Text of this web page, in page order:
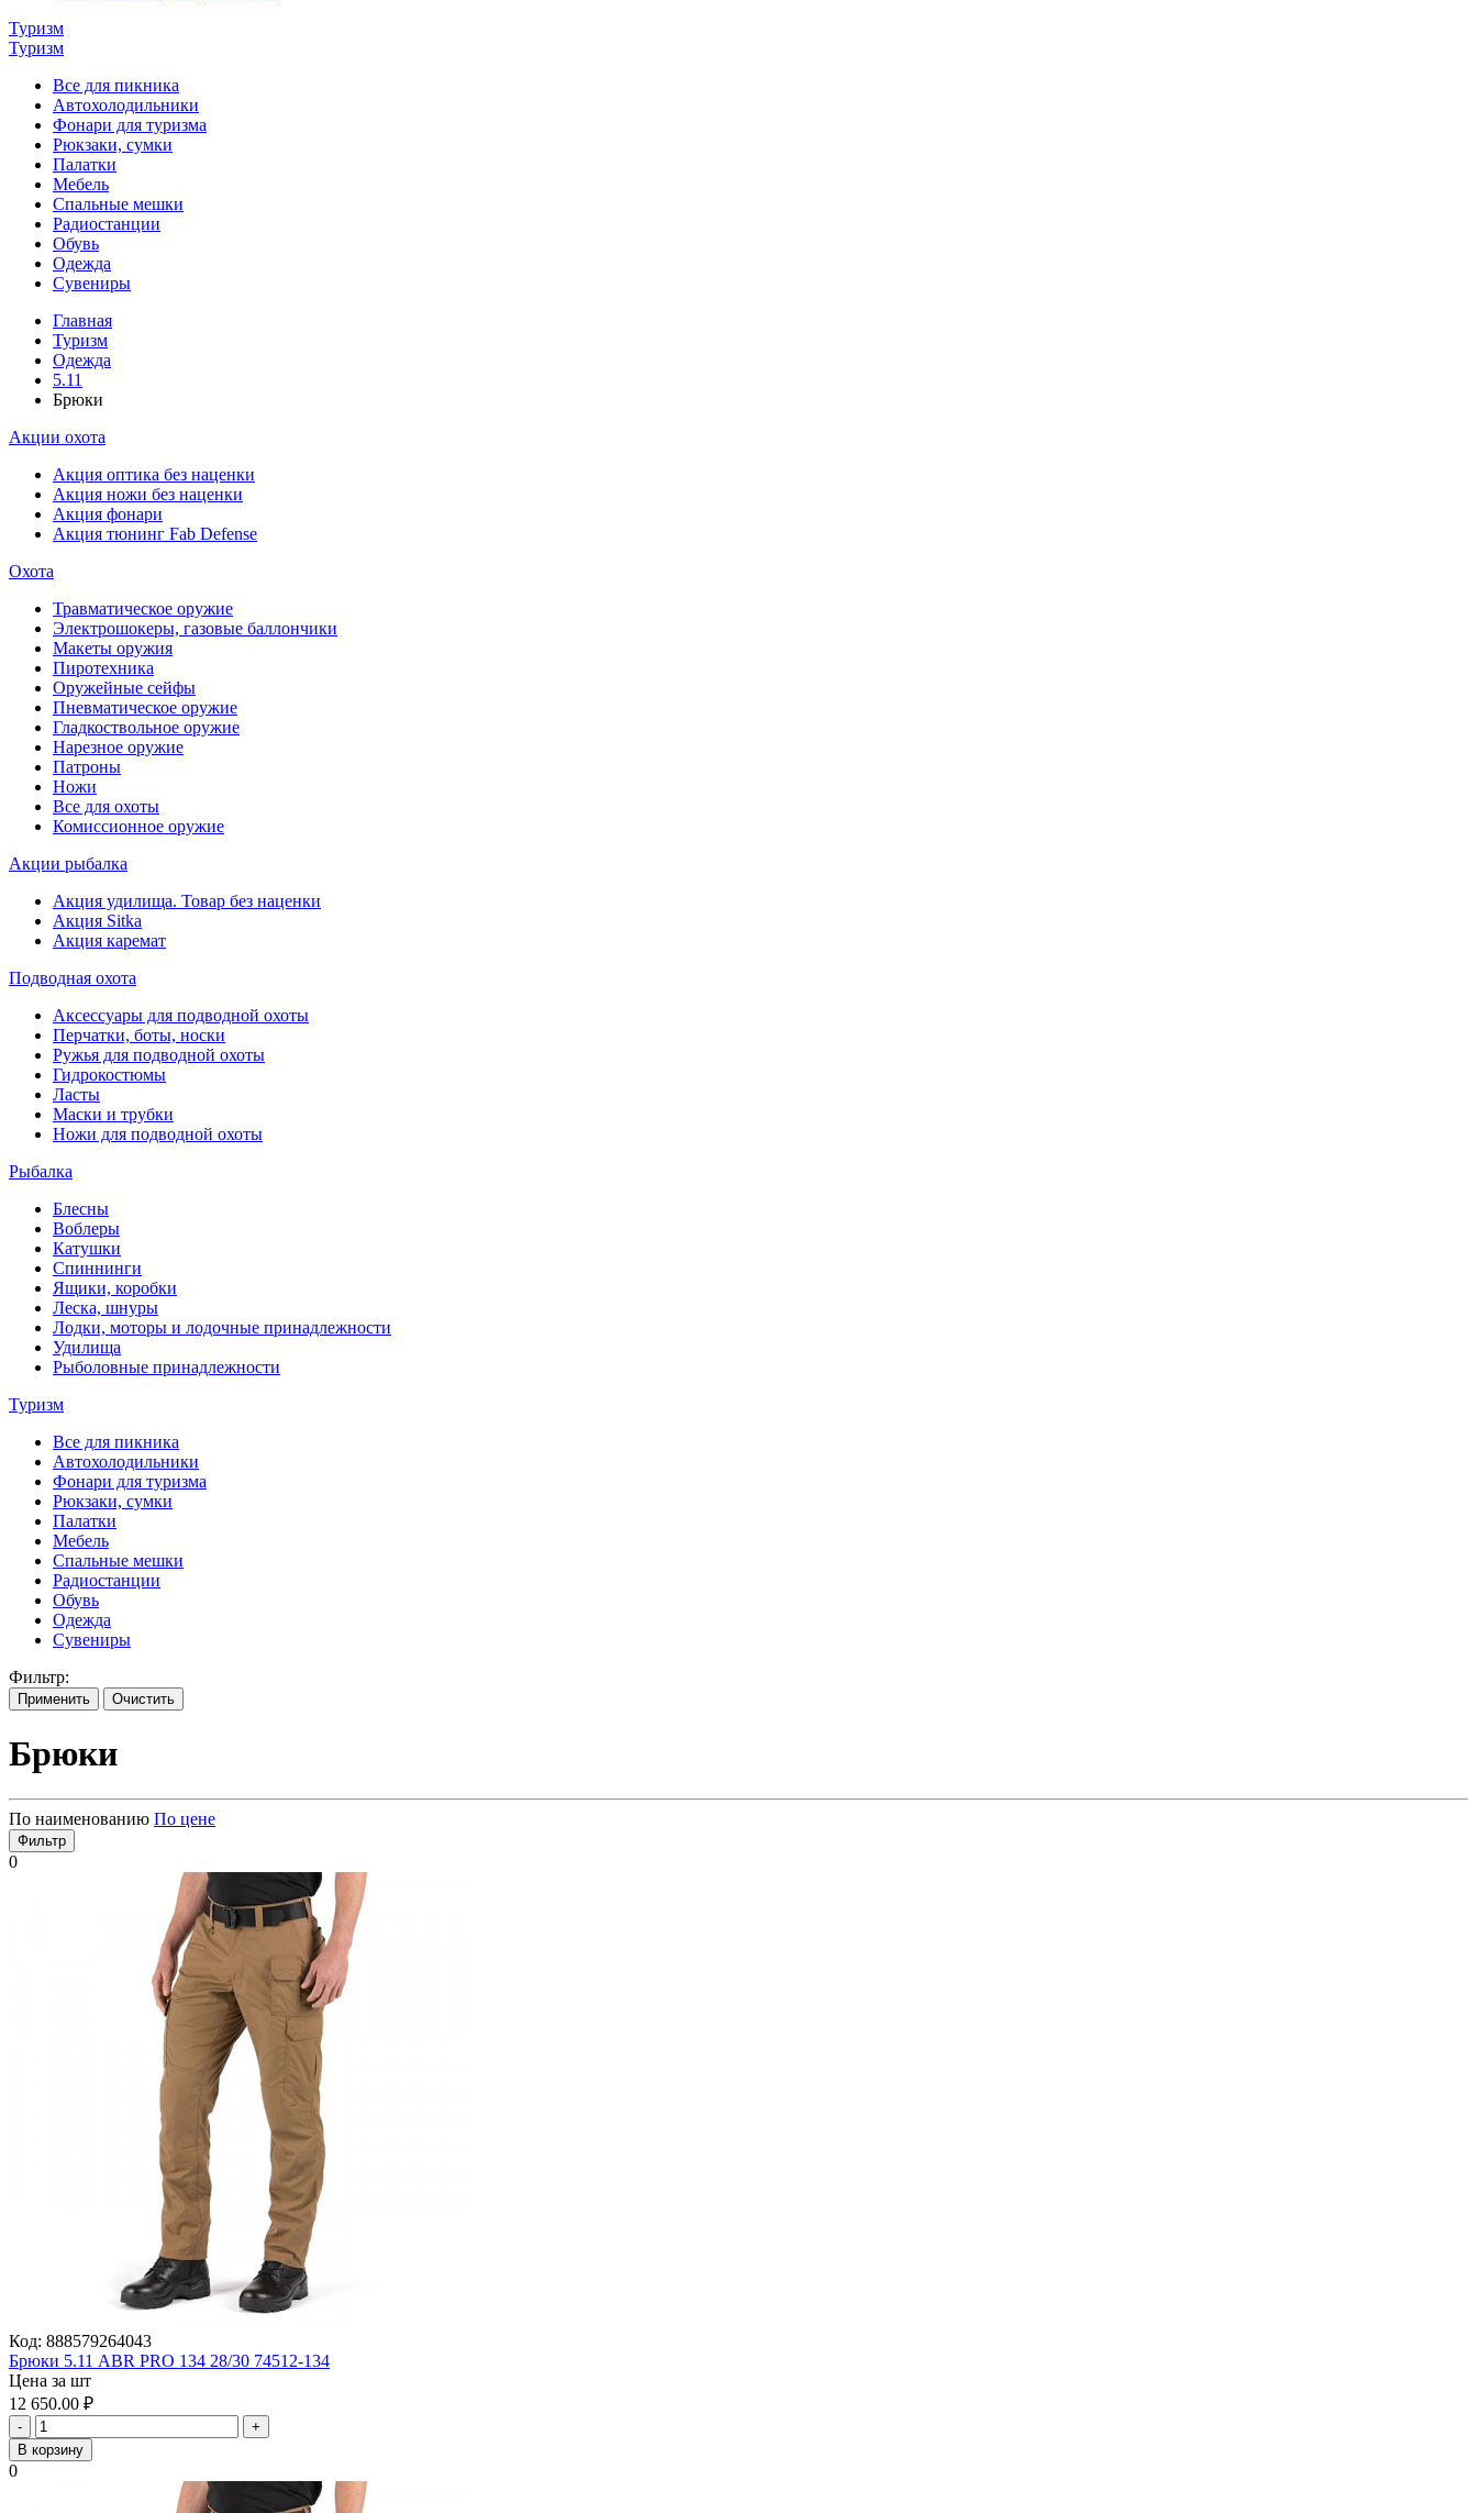
Туризм
Туризм
Все для пикника
Автохолодильники
Фонари для туризма
Рюкзаки, сумки
Палатки
Мебель
Спальные мешки
Радиостанции
Обувь
Одежда
Сувениры
Главная
Туризм
Одежда
5.11
Брюки
Акции охота
Акция оптика без наценки
Акция ножи без наценки
Акция фонари
Акция тюнинг Fab Defense
Охота
Травматическое оружие
Электрошокеры, газовые баллончики
Макеты оружия
Пиротехника
Оружейные сейфы
Пневматическое оружие
Гладкоствольное оружие
Нарезное оружие
Патроны
Ножи
Все для охоты
Комиссионное оружие
Акции рыбалка
Акция удилища. Товар без наценки
Акция Sitka
Акция каремат
Подводная охота
Аксессуары для подводной охоты
Перчатки, боты, носки
Ружья для подводной охоты
Гидрокостюмы
Ласты
Маски и трубки
Ножи для подводной охоты
Рыбалка
Блесны
Воблеры
Катушки
Спиннинги
Ящики, коробки
Леска, шнуры
Лодки, моторы и лодочные принадлежности
Удилища
Рыболовные принадлежности
Туризм
Все для пикника
Автохолодильники
Фонари для туризма
Рюкзаки, сумки
Палатки
Мебель
Спальные мешки
Радиостанции
Обувь
Одежда
Сувениры
Фильтр:
Применить Очистить
Брюки
По наименованию По цене
Фильтр
0
Код: 888579264043
Брюки 5.11 ABR PRO 134 28/30 74512-134
Цена за шт
12 650.00 ₽
-
+
В корзину
0